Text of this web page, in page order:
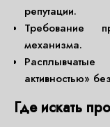
репутации.
Требование
механизма.
активностью»
Где искать